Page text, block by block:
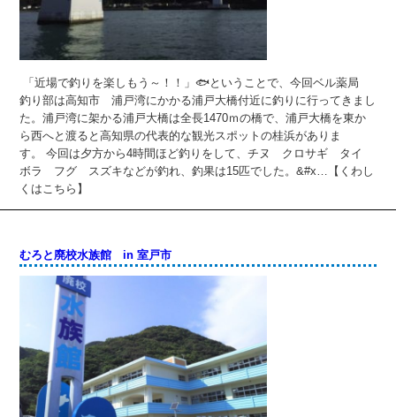
「近場で釣りを楽しもう～！！」🐟ということで、今回ベル薬局
釣り部は高知市 浦戸湾にかかる浦戸大橋付近に釣りに行ってきまし
た。浦戸湾に架かる浦戸大橋は全長1470ｍの橋で、浦戸大橋を東か
ら西へと渡ると高知県の代表的な観光スポットの桂浜がありま
す。 今回は夕方から4時間ほど釣りをして、チヌ クロサギ タイ
ボラ フグ スズキなどが釣れ、釣果は15匹でした。&#x…【くわし
くはこちら】
むろと廃校水族館 in 室戸市